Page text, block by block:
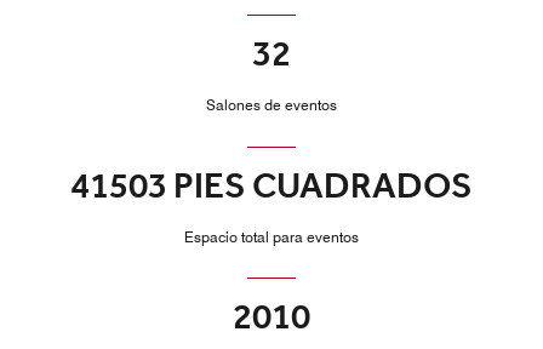
32
Salones de eventos
41503 PIES CUADRADOS
Espacio total para eventos
2010